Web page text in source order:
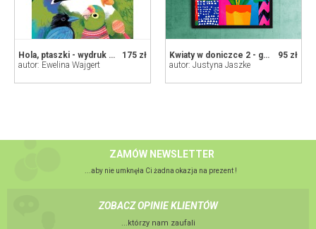
175 zł
Hola, ptaszki - wydruk 30x40cm
autor: Ewelina Wajgert
95 zł
Kwiaty w doniczce 2 - grafika na plakacie na A3
autor: Justyna Jaszke
ZAMÓW NEWSLETTER
...aby nie umknęła Ci żadna okazja na prezent !
ZOBACZ OPINIE KLIENTÓW
...którzy nam zaufali